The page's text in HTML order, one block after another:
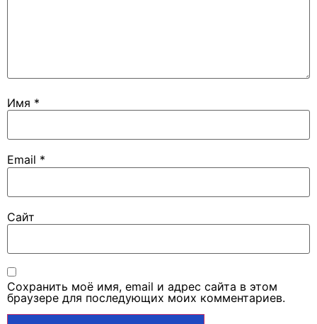
Имя *
Email *
Сайт
Сохранить моё имя, email и адрес сайта в этом
браузере для последующих моих комментариев.